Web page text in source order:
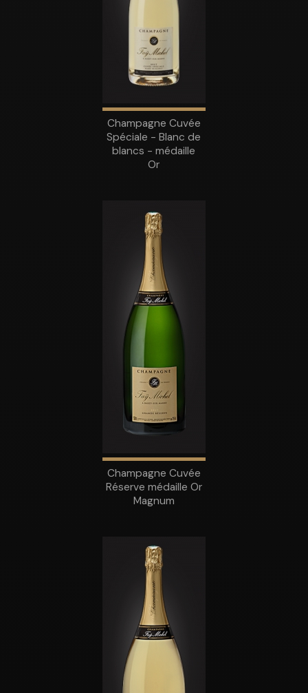
Champagne Cuvée
Spéciale - Blanc de
blancs - médaille
Or
Champagne Cuvée
Réserve médaille Or
Magnum